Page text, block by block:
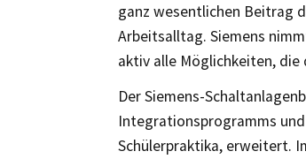
ganz wesentlichen Beitrag
Arbeitsalltag. Siemens
aktiv alle Möglichkeiten,
Der Siemens-
Integrationsprogramms
Schülerpraktika, erweitert.